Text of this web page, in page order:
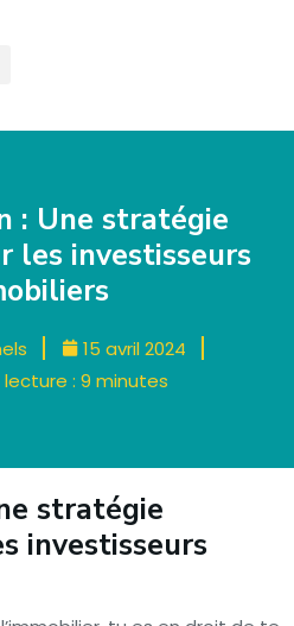
: Une stratégie
les investisseurs
15 avril 2024
: 9 minutes
stratégie
investisseurs